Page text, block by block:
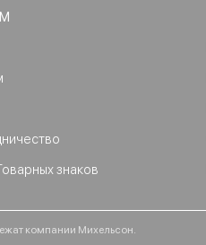
знаков
компании Михельсон.